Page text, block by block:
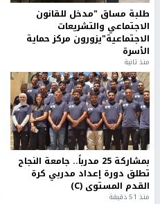
طلبة مساق "مدخل للقانون
الاجتماعي والتشريعات
الاجتماعية"يزورون مركز حماية
الأسرة
منذ ثانية
بمشاركة 25 مدرباً.. جامعة النجاح
تطلق دورة إعداد مدربي كرة
القدم المستوى (C)
منذ 51 دقيقة